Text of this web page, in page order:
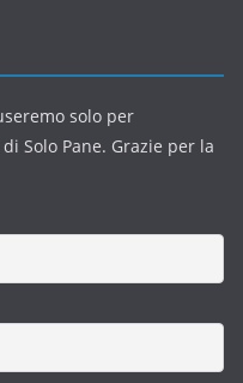
solo per
Solo Pane. Grazie per la